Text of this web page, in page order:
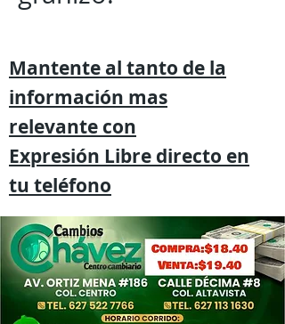
Mantente al tanto de la
información mas
relevante con
Expresión Libre directo en
tu teléfono